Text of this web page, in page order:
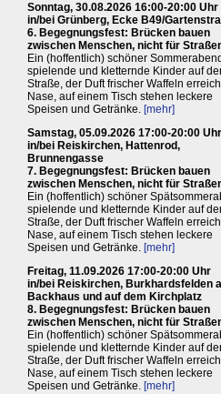
Sonntag, 30.08.2026 16:00-20:00 Uhr
in/bei Grünberg, Ecke B49/
6. Begegnungsfest: Brücken bauen
zwischen Menschen, nicht für
Ein (hoffentlich) schöner
spielende und kletternde Kinder auf
Straße, der Duft frischer Waffeln
Nase, auf einem Tisch stehen leckere
Speisen und Getränke. [mehr]
Samstag, 05.09.2026 17:00-20:00 Uhr
in/bei Reiskirchen, Hattenrod,
Brunnengasse
7. Begegnungsfest: Brücken bauen
zwischen Menschen, nicht für
Ein (hoffentlich) schöner
spielende und kletternde Kinder auf
Straße, der Duft frischer Waffeln
Nase, auf einem Tisch stehen leckere
Speisen und Getränke. [mehr]
Freitag, 11.09.2026 17:00-20:00 Uhr
in/bei Reiskirchen, Burkhardsfelden
Backhaus und auf dem Kirchplatz
8. Begegnungsfest: Brücken bauen
zwischen Menschen, nicht für
Ein (hoffentlich) schöner
spielende und kletternde Kinder auf
Straße, der Duft frischer Waffeln
Nase, auf einem Tisch stehen leckere
Speisen und Getränke. [mehr]